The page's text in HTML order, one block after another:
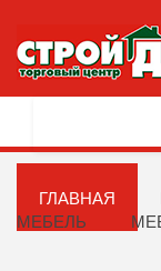
ГЛАВНАЯ
МЕБЕЛЬ